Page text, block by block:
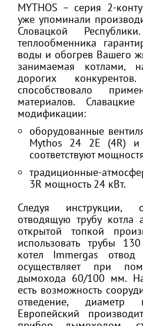
MYTHOS – серия 2-
уже упоминали
Словацкой
теплообменника
воды и обогрев Вашего
занимаемая котлами,
дорогих
способствовало
материалов.
модификации:
оборудованные
Mythos 24 2E (4R)
соответствуют
традиционные-
3R мощность 24 кВт.
Следуя инструкции,
отводящую трубу котла
открытой топкой
использовать трубы
котел Immergas отвод
осуществляет при
дымохода 60/100 мм.
есть возможность
отведение,
Европейский